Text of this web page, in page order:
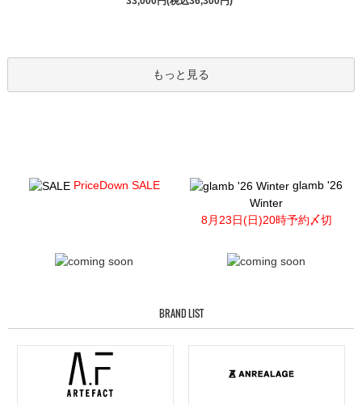
もっと見る
PriceDown SALE
glamb '26
Winter
8月23日(日)20時予約〆切
BRAND LIST